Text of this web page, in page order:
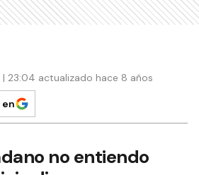
| 23:04 actualizado hace 8 años
no entiendo